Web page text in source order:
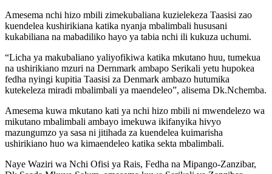
Amesema nchi hizo mbili zimekubaliana kuzielekeza Taasisi zao
kuendelea kushirikiana katika nyanja mbalimbali hususani
kukabiliana na mabadiliko hayo ya tabia nchi ili kukuza uchumi.
“Licha ya makubaliano yaliyofikiwa katika mkutano huu, tumekua
na ushirikiano mzuri na Dernmark ambapo Serikali yetu hupokea
fedha nyingi kupitia Taasisi za Denmark ambazo hutumika
kutekeleza miradi mbalimbali ya maendeleo”, alisema Dk.Nchemba.
Amesema kuwa mkutano kati ya nchi hizo mbili ni mwendelezo wa
mikutano mbalimbali ambayo imekuwa ikifanyika hivyo
mazungumzo ya sasa ni jitihada za kuendelea kuimarisha
ushirikiano huo wa kimaendeleo katika sekta mbalimbali.
Naye Waziri wa Nchi Ofisi ya Rais, Fedha na Mipango-Zanzibar,